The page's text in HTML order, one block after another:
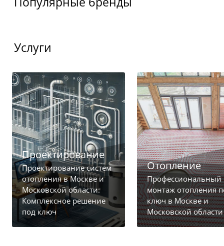
Услуги
Проектирование
Проектирование систем
отопления в Москве и
Московской области:
Комплексное решение
под ключ
Отопление
Профессиональный
монтаж отопления
ключ в Москве и
Московской области